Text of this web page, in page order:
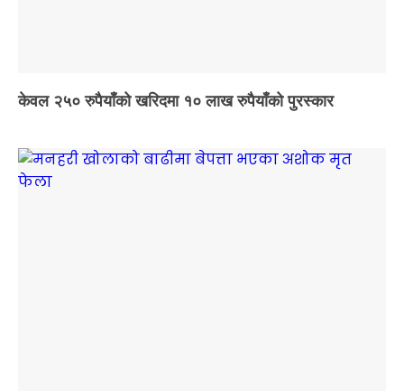
केवल २५० रुपैयाँको खरिदमा १० लाख रुपैयाँको पुरस्कार